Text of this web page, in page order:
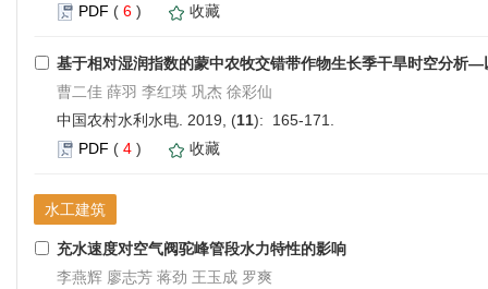
PDF ( 6 ) 收藏
基于相对湿润指数的蒙中农牧交错带作物生长季干旱时空分析—
曹二佳 薛羽 李红瑛 巩杰 徐彩仙
中国农村水利水电. 2019, (11): 165-171.
PDF ( 4 ) 收藏
水工建筑
充水速度对空气阀驼峰管段水力特性的影响
李燕辉 廖志芳 蒋劲 王玉成 罗爽